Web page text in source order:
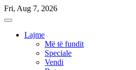
Skip
to
Fri, Aug 7, 2026
Lajme
Më të fundit
Speciale
Vendi